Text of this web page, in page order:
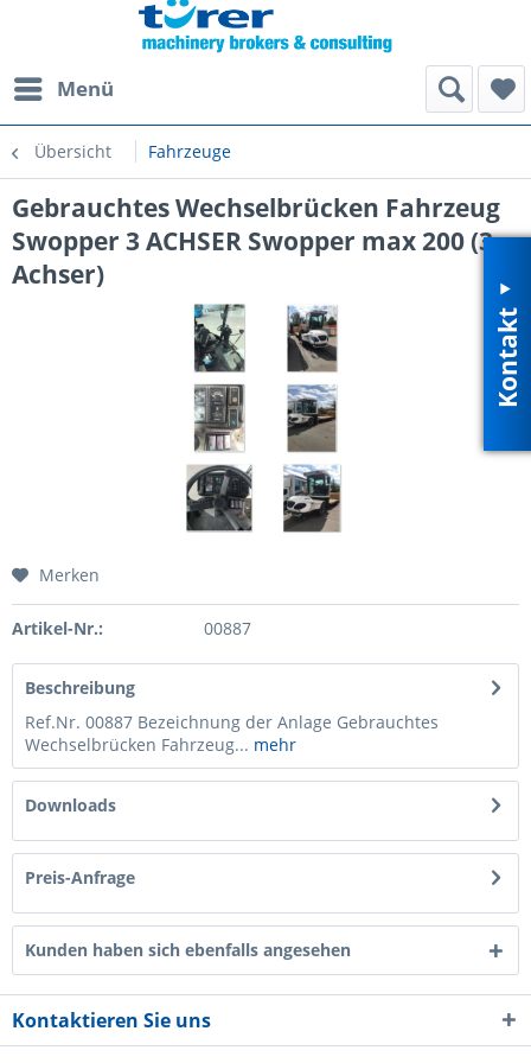
Menü
Übersicht Fahrzeuge
Gebrauchtes Wechselbrücken Fahrzeug
Swopper 3 ACHSER Swopper max 200 (3
Achser)
Merken
Artikel-Nr.: 00887
Beschreibung
Ref.Nr. 00887 Bezeichnung der Anlage Gebrauchtes
Wechselbrücken Fahrzeug... mehr
Downloads
Preis-Anfrage
Kunden haben sich ebenfalls angesehen
Kontaktieren Sie uns
Kontakt